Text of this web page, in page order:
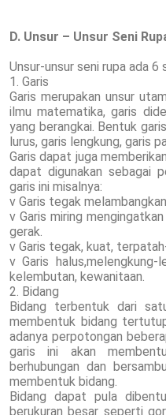
D. Unsur – Unsur Seni
Unsur-unsur seni rupa ada 6
1. Garis
Garis merupakan unsur
ilmu matematika, garis
yang berangkai. Bentuk
lurus, garis lengkung, garis
Garis dapat juga
dapat digunakan sebagai
garis ini misalnya:
v Garis tegak
v Garis miring
gerak.
v Garis tegak, kuat,
v Garis halus,melengkung-
kelembutan, kewanitaan.
2. Bidang
Bidang terbentuk dari
membentuk bidang
adanya perpotongan
garis ini akan
berhubungan dan
membentuk bidang.
Bidang dapat pula
berukuran besar seperti